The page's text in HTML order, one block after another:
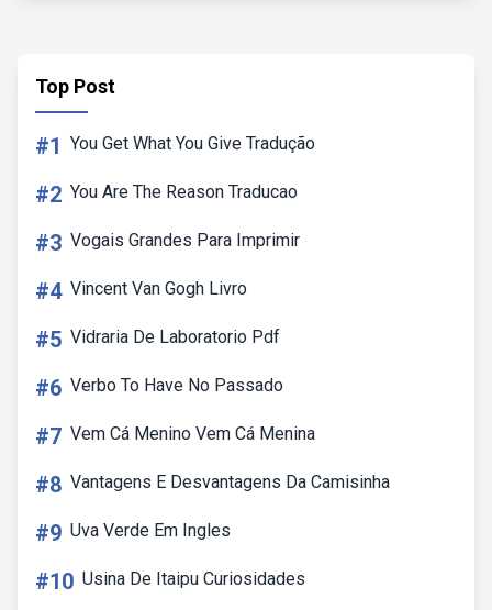
Top Post
#1 You Get What You Give Tradução
#2 You Are The Reason Traducao
#3 Vogais Grandes Para Imprimir
#4 Vincent Van Gogh Livro
#5 Vidraria De Laboratorio Pdf
#6 Verbo To Have No Passado
#7 Vem Cá Menino Vem Cá Menina
#8 Vantagens E Desvantagens Da Camisinha
#9 Uva Verde Em Ingles
#10 Usina De Itaipu Curiosidades